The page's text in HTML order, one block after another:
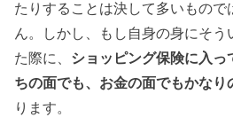
たりすることは決して多いもので
ん。しかし、もし自身の身にそう
た際に、 ショッピング保険に入
ちの面でも、お金の面でもかなり
ります。